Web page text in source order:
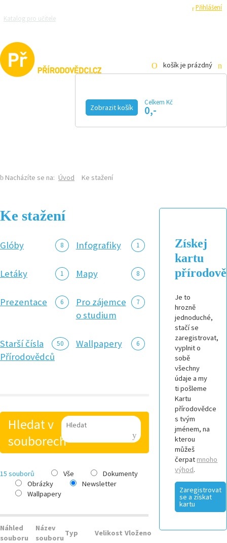
Přihlášení
Katalog pro učitele
košík je prázdný
Zobrazit košík
Celkem Kč
0,-
Nacházíte se na: Úvod Ke stažení
Ke stažení
8
Glóby 1
Infografiky
1
Letáky 8
Mapy
6
Prezentace 7
Pro zájemce
o studium
50
Starší čísla
Přírodovědců
6
Wallpapery
Hledat v
souborech
15 souborů Vše
Dokumenty
Obrázky
Newsletter
Wallpapery
Náhled
souboru
Název
souboru
Typ Velikost Vloženo
Získej
kartu
Je to
hrozně
jednoduché,
stačí se
zaregistrovat,
vyplnit o
sobě
všechny
údaje a my
ti pošleme
Kartu
přírodovědce
s tvým
jménem, na
kterou
můžeš
čerpat mnoho
výhod.
Zaregistrovat
se a získat
kartu